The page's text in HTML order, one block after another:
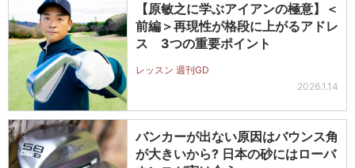
【原敏之に学ぶアイアンの極意】＜
前編＞再現性が格段に上がるアドレ
ス 3つの重要ポイント
レッスン 週刊GD
2026.1.14
バンカーが出ない原因はバウンス角
が大きいから? 日本の砂にはローバ